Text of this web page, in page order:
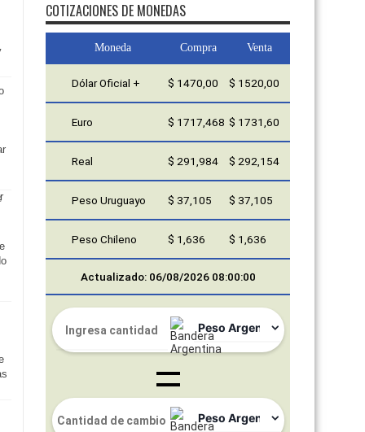
COTIZACIONES DE MONEDAS
Moneda Compra Venta
Dólar Oficial + $ 1470,00 $ 1520,00
Euro $ 1717,468 $ 1731,60
Real $ 291,984 $ 292,154
Peso Uruguayo $ 37,105 $ 37,105
Peso Chileno $ 1,636 $ 1,636
Actualizado: 06/08/2026 08:00:00